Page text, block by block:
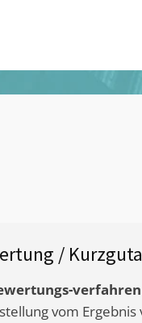
/
verfahren
vom Ergebnis